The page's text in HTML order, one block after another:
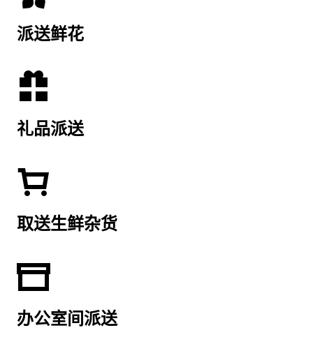
派送鲜花
礼品派送
取送生鲜杂货
办公室间派送